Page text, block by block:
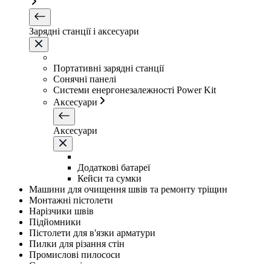
Зарядні станції і аксесуари
Портативні зарядні станції
Сонячні панелі
Системи енергонезалежності Power Kit
Аксесуари
Аксесуари
Додаткові батареї
Кейси та сумки
Машини для очищення швів та ремонту тріщин
Монтажні пістолети
Нарізчики швів
Підйомники
Пістолети для в'язки арматури
Пилки для різання стін
Промислові пилососи